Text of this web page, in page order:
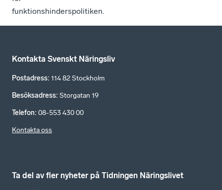
funktionshinderspolitiken.
Kontakta Svenskt Näringsliv
Postadress: 114 82 Stockholm
Besöksadress: Storgatan 19
Telefon: 08-553 430 00
Kontakta oss
Ta del av fler nyheter på Tidningen Näringslivet